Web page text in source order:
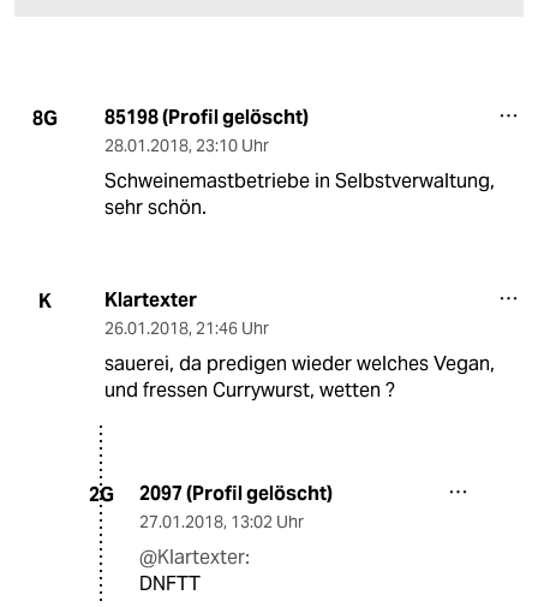
8G 85198 (Profil gelöscht)
28.01.2018, 23:10 Uhr
Schweinemastbetriebe in Selbstverwaltung,
sehr schön.
K Klartexter
26.01.2018, 21:46 Uhr
sauerei, da predigen wieder welches Vegan,
und fressen Currywurst, wetten ?
2G 2097 (Profil gelöscht)
27.01.2018, 13:02 Uhr
@Klartexter:
DNFTT